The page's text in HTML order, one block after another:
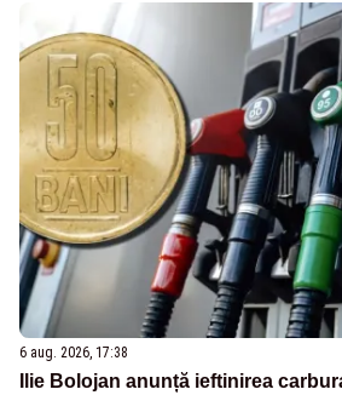
6 aug. 2026, 17:38
Ilie Bolojan anunță ieftinirea